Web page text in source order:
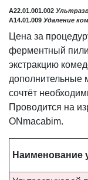
A22.01.001.002
A14.01.009 Удаление
Цена за
ферментный
экстракцию
дополнительные
сочтёт
Проводится на
ONmacabim.
Наименование